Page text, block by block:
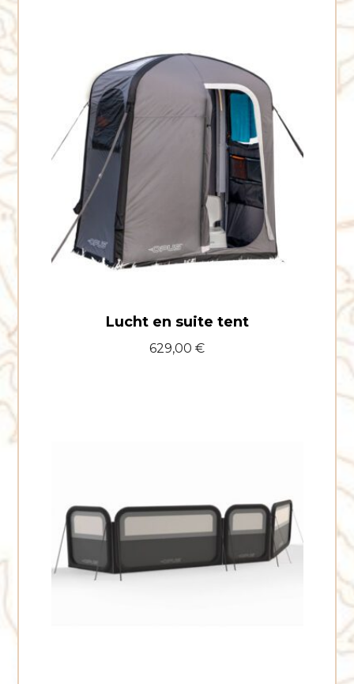
tent
Lucht en suite tent
629,00€